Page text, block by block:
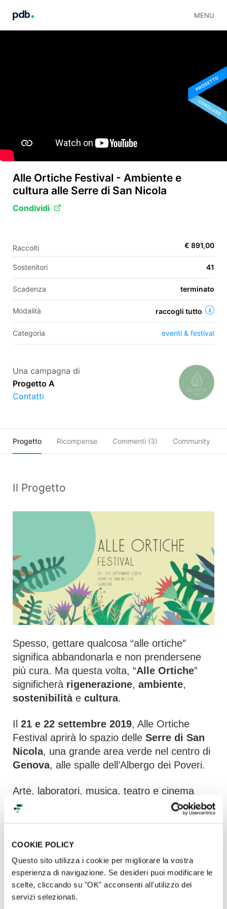
COOKIE POLICY
Questo sito utilizza i cookie per migliorare la vostra
esperienza di navigazione. Se desideri puoi modificare le
scelte, cliccando su "OK" acconsenti all'utilizzo dei
servizi selezionati.
MENU
Alle Ortiche Festival - Ambiente e
cultura alle Serre di San Nicola
Condividi
Raccolti € 891,00
Sostenitori 41
Scadenza terminato
Modalità raccogli tutto
Categoria eventi & festival
Una campagna di
Progetto A
Contatti
Progetto Ricompense Commenti (3) Community
Il Progetto
Spesso, gettare qualcosa “alle ortiche”
significa abbandonarla e non prendersene
più cura. Ma questa volta, “Alle Ortiche”
significherà rigenerazione, ambiente,
sostenibilitàe cultura.
Il 21 e 22 settembre 2019, Alle Ortiche
Festival aprirà lo spazio delle Serre di San
Nicola, una grande area verde nel centro di
Genova, alle spalle dell’Albergo dei Poveri.
Arte, laboratori, musica, teatro e cinema
all’aperto s’incontreranno per trasmettere i
economia circolare
cambiamento climatico .